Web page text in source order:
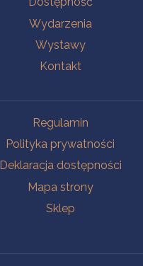
Wydarzenia
Wystawy
Kontakt
Regulamin
Polityka prywatności
Deklaracja dostępności
Mapa strony
Sklep